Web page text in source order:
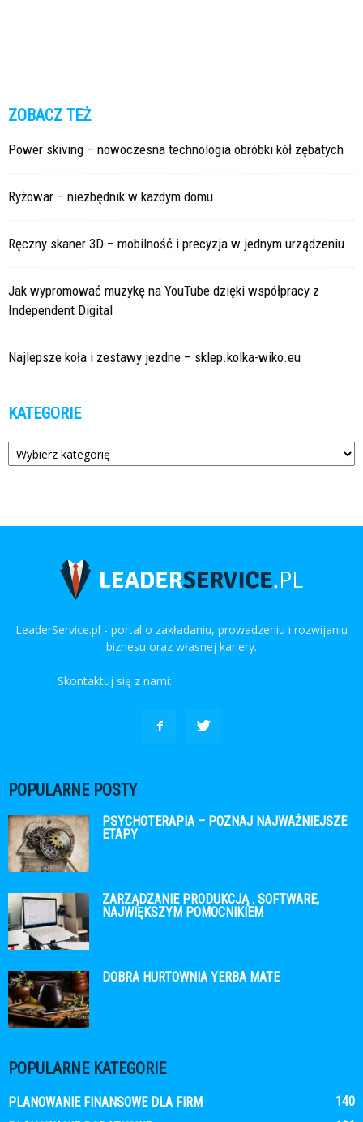
ZOBACZ TEŻ
Power skiving – nowoczesna technologia obróbki kół zębatych
Ryżowar – niezbędnik w każdym domu
Ręczny skaner 3D – mobilność i precyzja w jednym urządzeniu
Jak wypromować muzykę na YouTube dzięki współpracy z
Independent Digital
Najlepsze koła i zestawy jezdne – sklep.kolka-wiko.eu
KATEGORIE
Kategorie
LeaderService.pl - portal o zakładaniu, prowadzeniu i rozwijaniu
biznesu oraz własnej kariery.
Skontaktuj się z nami:
POPULARNE POSTY
PSYCHOTERAPIA – POZNAJ NAJWAŻNIEJSZE
ETAPY
ZARZĄDZANIE PRODUKCJĄ . SOFTWARE,
NAJWIĘKSZYM POMOCNIKIEM
DOBRA HURTOWNIA YERBA MATE
POPULARNE KATEGORIE
PLANOWANIE FINANSOWE DLA FIRM
140